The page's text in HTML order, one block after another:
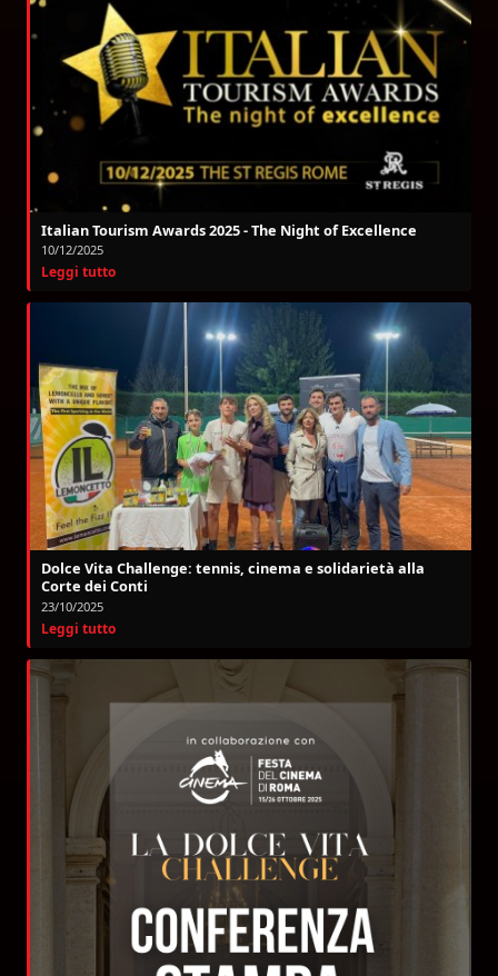
Italian Tourism Awards 2025 - The Night of Excellence
10/12/2025
Leggi tutto
Dolce Vita Challenge: tennis, cinema e solidarietà alla
Corte dei Conti
23/10/2025
Leggi tutto